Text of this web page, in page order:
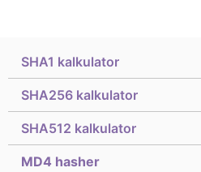
SHA1 kalkulator
SHA256 kalkulator
SHA512 kalkulator
MD4 hasher